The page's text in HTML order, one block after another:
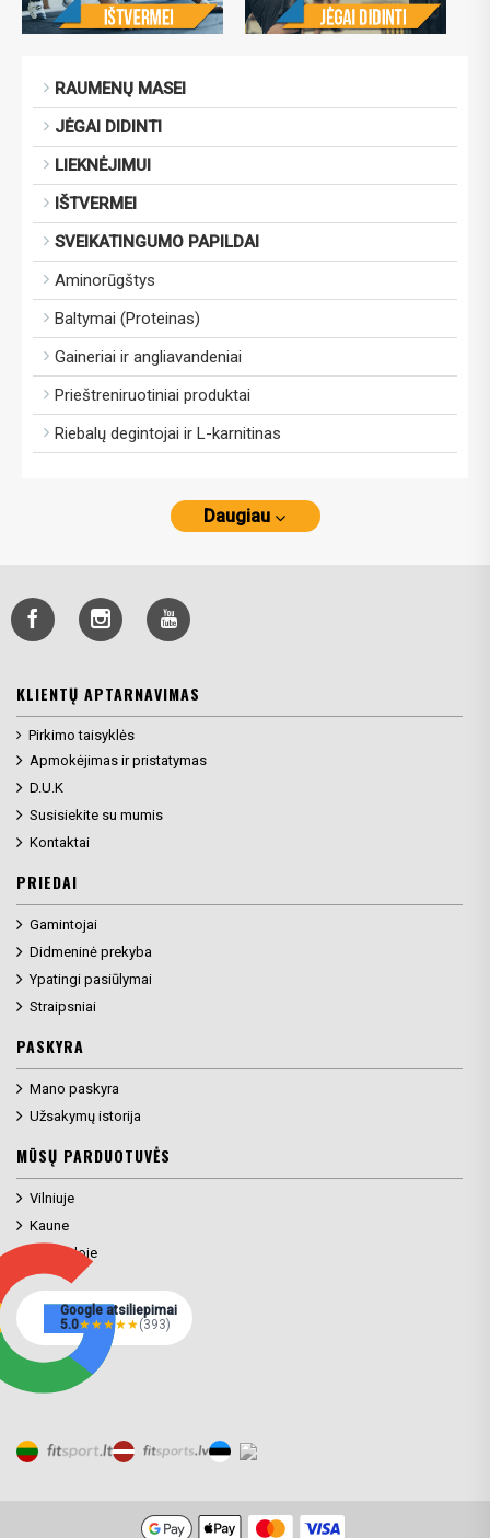
RAUMENŲ MASEI
JĖGAI DIDINTI
LIEKNĖJIMUI
IŠTVERMEI
SVEIKATINGUMO PAPILDAI
Aminorūgštys
Baltymai (Proteinas)
Gaineriai ir angliavandeniai
Prieštreniruotiniai produktai
Riebalų degintojai ir L-karnitinas
Daugiau
KLIENTŲ APTARNAVIMAS
Pirkimo taisyklės
Apmokėjimas ir pristatymas
D.U.K
Susisiekite su mumis
Kontaktai
PRIEDAI
Gamintojai
Didmeninė prekyba
Ypatingi pasiūlymai
Straipsniai
PASKYRA
Mano paskyra
Užsakymų istorija
MŪSŲ PARDUOTUVĖS
Vilniuje
Kaune
Klaipėdoje
Google atsiliepimai
5.0★★★★★(393)